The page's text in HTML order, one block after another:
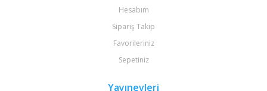
Hesabım
Sipariş Takip
Favorileriniz
Sepetiniz
Yayınevleri